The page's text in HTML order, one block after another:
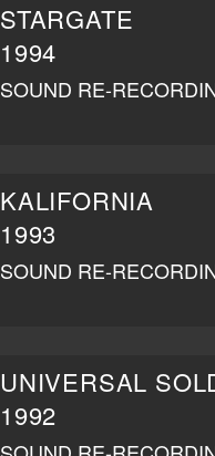
STARGATE
1994
SOUND RE-
KALIFORNIA
1993
SOUND RE-
UNIVERSAL
1992